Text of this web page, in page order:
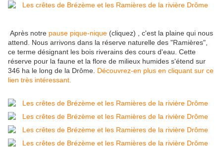
Après notre pause pique-nique (cliquez) , c'est la plaine qui nous
attend. Nous arrivons dans la réserve naturelle des "Ramières",
ce terme désignant les bois riverains des cours d'eau. Cette
réserve pour la faune et la flore de milieux humides s'étend sur
346 ha le long de la Drôme. Découvrez-en plus en cliquant sur ce
lien très intéressant.